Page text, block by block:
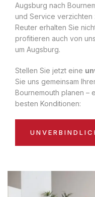
Augsburg nach
und Service verzichten
Reuter erhalten Sie
profitieren auch von
um Augsburg.
Stellen Sie jetzt eine
Sie uns gemeinsam
Bournemouth planen –
besten Konditionen: